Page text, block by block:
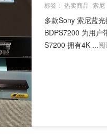
标签： 热卖商品 索尼
多款Sony 索尼蓝
BDPS7200 为用户
S7200 拥有4K ...